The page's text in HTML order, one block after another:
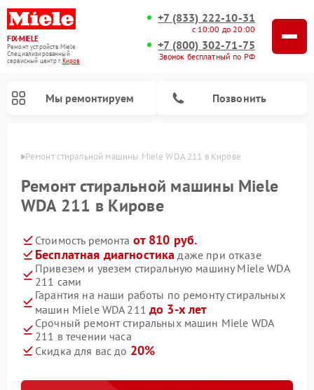
FIX-MIELE
Ремонт устройств Miele
Специализированный
cервисный центр г.Киров
+7 (833) 222-10-31
с 10:00 до 20:00
+7 (800) 302-71-75
Звонок бесплатный по РФ
Мы ремонтируем Позвонить
Ремонт стиральной машины Miele WDA 211 в Кирове
Ремонт стиральной машины Miele
WDA 211 в Кирове
Стоимость ремонта от 810 руб.
Бесплатная диагностика даже при отказе
Привезем и увезем стиральную машину Miele WDA
211 сами
Гарантия на наши работы по ремонту стиральных
машин Miele WDA 211 до 3-х лет
Срочный ремонт стиральных машин Miele WDA
211 в течении часа
Скидка для вас до 20%